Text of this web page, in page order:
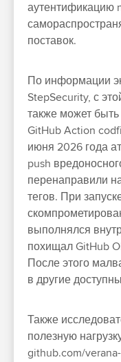
аутентификацию
поставок.
По информации
StepSecurity, с
также может
GitHub Action
июня 2026 года
push
перенаправили
тегов. При
выполнялся
похищал GitHub
После этого
в другие
Также
полезную
github.com/